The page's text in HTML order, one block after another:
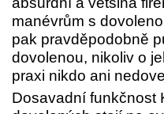
manévrům s
pak pravděpodobně
dovolenou, nikoliv o
praxi nikdo ani
Dosavadní funkčnost